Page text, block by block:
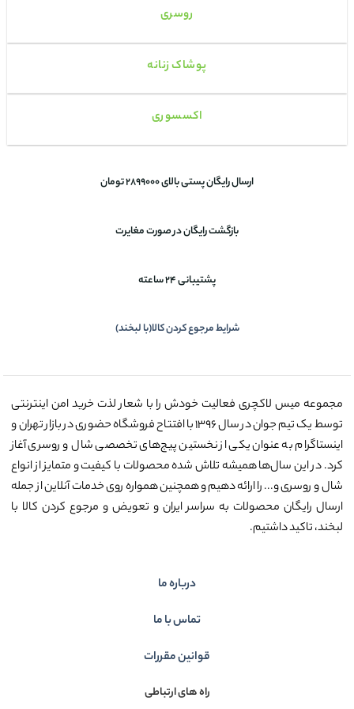
روسری
پوشاک زنانه
اکسسوری
ارسال رایگان پستی بالای 2899000 تومان
بازگشت رایگان در صورت مغایرت
پشتیبانی 24 ساعته
شرایط مرجوع کردن کالا(با لبخند)
مجموعه میس لاکچری فعالیت خودش را با شعار لذت خرید امن اینترنتی
توسط یک تیم جوان در سال ۱۳۹۶ با افتتاح فروشگاه حضوری در بازار تهران و
اینستاگرام به عنوان یکی از نخستین پیج‌های تخصصی شال و روسری آغاز
کرد. در این سال‌ها همیشه تلاش شده محصولات با کیفیت و متمایز از انواع
شال و روسری و... را ارائه دهیم و همچنین همواره روی خدمات آنلاین از جمله
ارسال رایگان محصولات به سراسر ایران و تعویض و مرجوع کردن کالا با
لبخند، تاکید داشتیم.
درباره ما
تماس با ما
قوانین مقررات
راه های ارتباطی